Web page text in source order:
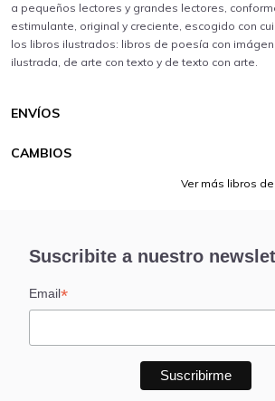
a pequeños lectores y grandes lectores,
estimulante, original y creciente, escogido con
los libros ilustrados: libros de poesía con
ilustrada, de arte con texto y de texto con arte.
ENVÍOS
CAMBIOS
Ver más libros
Suscribite a nuestro
Email*